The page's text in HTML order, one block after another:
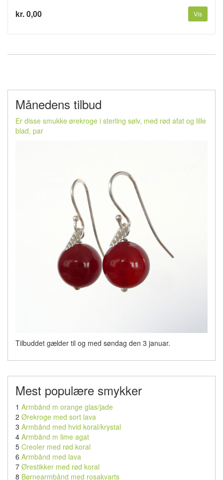
kr. 0,00 Vis
Månedens tilbud
Er disse smukke ørekroge i sterling sølv, med rød afat og lille
blad, par
Tilbuddet gælder til og med søndag den 3 januar.
Mest populære smykker
1 Armbånd m orange glas/jade
2 Ørekroge med sort lava
3 Armbånd med hvid koral/krystal
4 Armbånd m lime agat
5 Creoler med rød koral
6 Armbånd med lava
7 Ørestikker med rød koral
8 Børnearmbånd med rosakvarts